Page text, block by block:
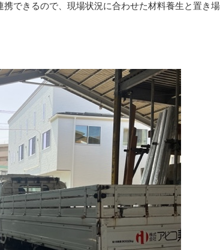
できるので、現場状況に合わせた材料養生と置き